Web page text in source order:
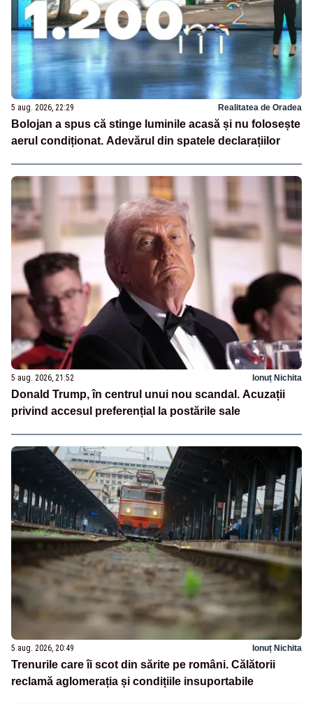
5 aug. 2026, 22:29 Realitatea de Oradea
Bolojan a spus că stinge luminile acasă și nu folosește
aerul condiționat. Adevărul din spatele declarațiilor
5 aug. 2026, 21:52 Ionuț Nichita
Donald Trump, în centrul unui nou scandal. Acuzații
privind accesul preferențial la postările sale
5 aug. 2026, 20:49 Ionuț Nichita
Trenurile care îi scot din sărite pe români. Călătorii
reclamă aglomerația și condițiile insuportabile